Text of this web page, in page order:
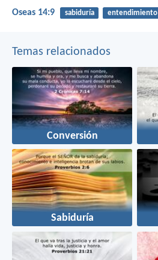
Oseas 14:9 sabiduría entendimiento
Temas relacionados
Conversión
Sabiduría